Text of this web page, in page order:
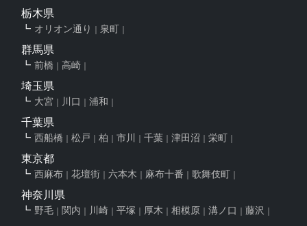
栃木県
オリオン通り 泉町
群馬県
前橋 高崎
埼玉県
大宮 川口 浦和
千葉県
西船橋 松戸 柏 市川 千葉 津田沼 栄町
東京都
西麻布 花壇街 六本木 麻布十番 歌舞伎町
神奈川県
野毛 関内 川崎 平塚 厚木 相模原 溝ノ口 藤沢